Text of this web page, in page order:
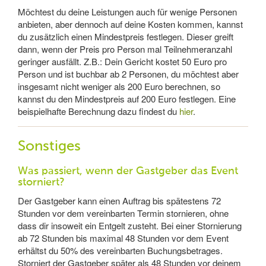
Möchtest du deine Leistungen auch für wenige Personen
anbieten, aber dennoch auf deine Kosten kommen, kannst
du zusätzlich einen Mindestpreis festlegen. Dieser greift
dann, wenn der Preis pro Person mal Teilnehmeranzahl
geringer ausfällt. Z.B.: Dein Gericht kostet 50 Euro pro
Person und ist buchbar ab 2 Personen, du möchtest aber
insgesamt nicht weniger als 200 Euro berechnen, so
kannst du den Mindestpreis auf 200 Euro festlegen. Eine
beispielhafte Berechnung dazu findest du hier.
Sonstiges
Was passiert, wenn der Gastgeber das Event
storniert?
Der Gastgeber kann einen Auftrag bis spätestens 72
Stunden vor dem vereinbarten Termin stornieren, ohne
dass dir insoweit ein Entgelt zusteht. Bei einer Stornierung
ab 72 Stunden bis maximal 48 Stunden vor dem Event
erhältst du 50% des vereinbarten Buchungsbetrages.
Storniert der Gastgeber später als 48 Stunden vor deinem